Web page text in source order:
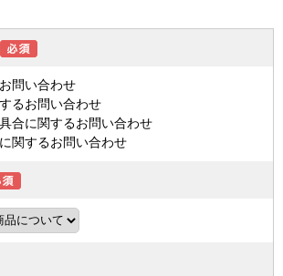
問い合わせ
るお問い合わせ
合に関するお問い合わせ
関するお問い合わせ